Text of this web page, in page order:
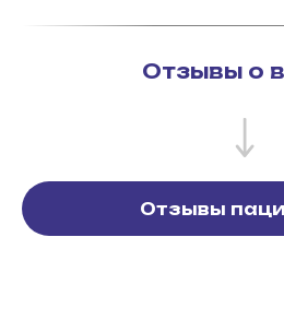
Отзывы о
Отзывы